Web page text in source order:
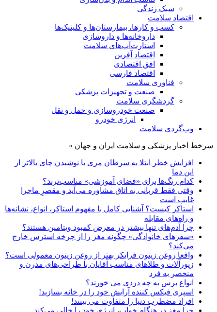
سبک زندگی
اقتصاد سلامت
کسب و کارها، بیمارستان‌ها و کلینیک‌ها
داروخانه‌ها و داروسازی
استارت‌آپ‌های سلامت
اقتصاد آفرین
افق اقتصادی
اقتصاد فارسی
فناوری سلامت
صنعت و تجهیزات پزشکی
گردشگری سلامت
صنعت خودروسازی و حمل و نقل
انرژی خودرو
وب‌گردی سلامت
سرخط اخبار پزشکی و سلامت ایران و جهان »
افزایش خطر ابتلا به سرطان مری با نوشیدن چای بالاتر از
این دما
کدام رنگ‌ها برای «فضای آموزشی» مناسب‌ترند؟
وقتی فقط قربانی به اتاق مشاوره می‌آید و مقصرِ ماجرا
غایب است
استاکر کیست؟ آشنایی کامل با مفهوم استاکر، انواع، نشانه‌ها
و راه‌های مقابله
چرا آدم‌های تنها بیشتر در معرض کمبود ویتامین هستند؟
«سفرهای خانوادگی» چگونه مغز را از چرخه استرس خارج
می‌کند؟
واقعا روغن زیتون فرابکر بهتر از روغن زیتون معمولی است؟
زیورآلات و طلاهای مناسب آقایان با طراحی‌های مدرن و
منحصر به فرد
انواع برس به چه دردی می خورند؟
اسپری فیکس کننده آرایش خود را در خانه بسازید!
افراد مضطرب دنیا را متفاوت می بینند!